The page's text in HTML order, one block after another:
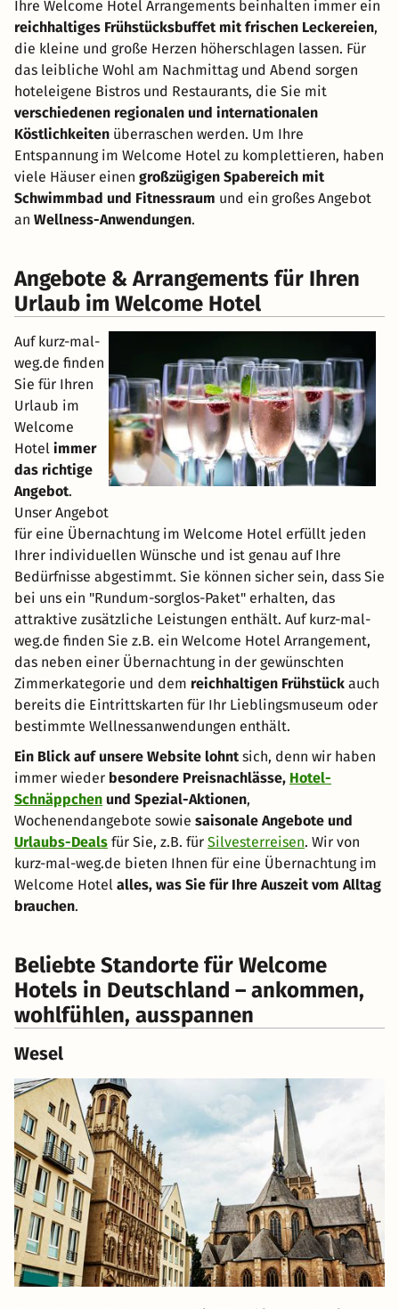
Ihre Welcome Hotel Arrangements beinhalten immer ein
reichhaltiges Frühstücksbuffet mit frischen Leckereien,
die kleine und große Herzen höherschlagen lassen. Für
das leibliche Wohl am Nachmittag und Abend sorgen
hoteleigene Bistros und Restaurants, die Sie mit
verschiedenen regionalen und internationalen
Köstlichkeiten überraschen werden. Um Ihre
Entspannung im Welcome Hotel zu komplettieren, haben
viele Häuser einen großzügigen Spabereich mit
Schwimmbad und Fitnessraum und ein großes Angebot
an Wellness-Anwendungen.
Angebote & Arrangements für Ihren
Urlaub im Welcome Hotel
Auf kurz-mal-
weg.de finden
Sie für Ihren
Urlaub im
Welcome
Hotel immer
das richtige
Angebot.
Unser Angebot
für eine Übernachtung im Welcome Hotel erfüllt jeden
Ihrer individuellen Wünsche und ist genau auf Ihre
Bedürfnisse abgestimmt. Sie können sicher sein, dass Sie
bei uns ein "Rundum-sorglos-Paket" erhalten, das
attraktive zusätzliche Leistungen enthält. Auf kurz-mal-
weg.de finden Sie z.B. ein Welcome Hotel Arrangement,
das neben einer Übernachtung in der gewünschten
Zimmerkategorie und dem reichhaltigen Frühstück auch
bereits die Eintrittskarten für Ihr Lieblingsmuseum oder
bestimmte Wellnessanwendungen enthält.
Ein Blick auf unsere Website lohnt sich, denn wir haben
immer wieder besondere Preisnachlässe, Hotel-
Schnäppchen und Spezial-Aktionen,
Wochenendangebote sowie saisonale Angebote und
Urlaubs-Deals für Sie, z.B. für Silvesterreisen. Wir von
kurz-mal-weg.de bieten Ihnen für eine Übernachtung im
Welcome Hotel alles, was Sie für Ihre Auszeit vom Alltag
brauchen.
Beliebte Standorte für Welcome
Hotels in Deutschland – ankommen,
wohlfühlen, ausspannen
Wesel